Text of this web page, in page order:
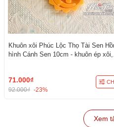
Khuôn xôi Phúc Lộc Thọ Tài Sen
hình Cánh Sen 10cm - khuôn ép xôi,
71.000₫
92.000₫ -23%
Xem